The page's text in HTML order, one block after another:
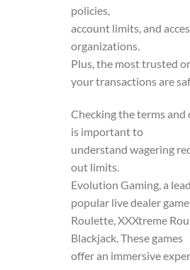
policies,
account limits, and
organizations.
Plus, the most trusted
your transactions are
Checking the terms
is important to
understand wagering
out limits.
Evolution Gaming, a
popular live dealer
Roulette, XXXtreme
Blackjack. These games
offer an immersive